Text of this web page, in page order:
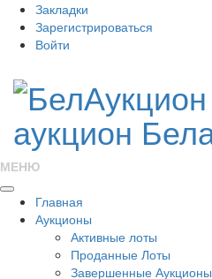
Закладки
Зарегистрироваться
Войти
МЕНЮ
Главная
Аукционы
Активные лоты
Проданные Лоты
Завершенные Аукционы